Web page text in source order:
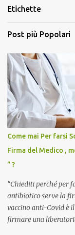
Etichette
Post più Popolari
Come mai Per farsi
Firma del Medico ,
” ?
“Chiediti perché per
antibiotico serve la
vaccino anti-Covid è
firmare una